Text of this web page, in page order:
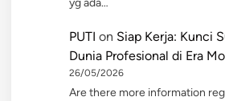
yg ada…
PUTI on Siap Kerja: Kunci
Dunia Profesional di Era
26/05/2026
Are there more information